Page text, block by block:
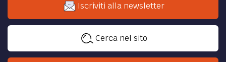
Iscriviti alla newsletter
Cerca nel sito